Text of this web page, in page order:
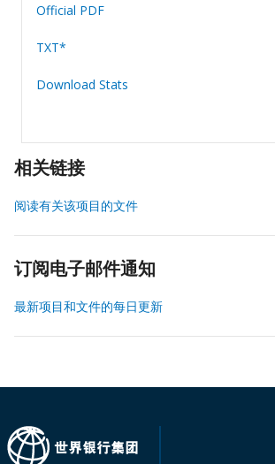
Official PDF
TXT*
Download Stats
相关链接
阅读有关该项目的文件
订阅电子邮件通知
最新项目和文件的每日更新